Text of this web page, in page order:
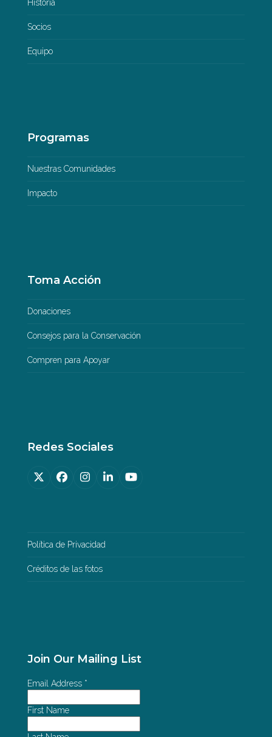
Historia
Socios
Equipo
Programas
Nuestras Comunidades
Impacto
Toma Acción
Donaciones
Consejos para la Conservación
Compren para Apoyar
Redes Sociales
TwitterFacebook
Instagram
LinkedInYouTube
Política de Privacidad
Créditos de las fotos
Join Our Mailing List
Email Address *
First Name